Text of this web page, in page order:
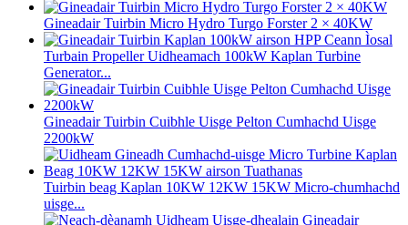
Gineadair Tuirbin Micro Hydro Turgo Forster 2 × 40KW
Turbain Propeller Uidheamach 100kW Kaplan Turbine
Generator...
Gineadair Tuirbin Cuibhle Uisge Pelton Cumhachd Uisge
2200kW
Tuirbin beag Kaplan 10KW 12KW 15KW Micro-chumhachd
uisge...